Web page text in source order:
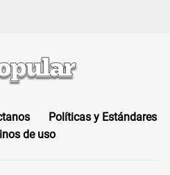
Políticas y Estándares
de uso